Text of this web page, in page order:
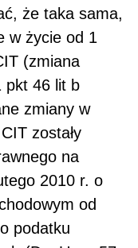
że taka sama,
w życie od 1
(zmiana
pkt 46 lit b
zmiany w
zostały
na
2010 r. o
od
podatku